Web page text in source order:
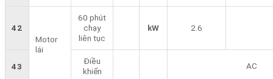
42
Motor
lái
60 phút
chạy
liên tục
kW 2.6
43
Điều
khiển
AC